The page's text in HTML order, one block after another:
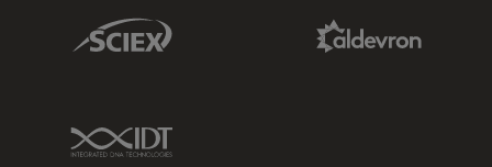
Sciex Link
IDT Link